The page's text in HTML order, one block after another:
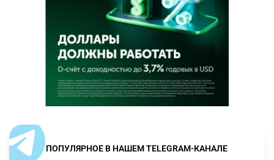
ПОПУЛЯРНОЕ В НАШЕМ TELEGRAM-КАНАЛЕ